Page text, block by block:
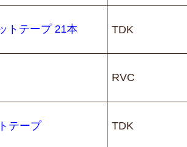
トテープ 21本 TDK
RVC
テープ TDK